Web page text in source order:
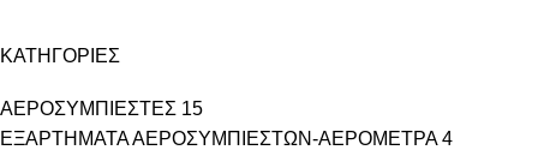
ΚΑΤΗΓΟΡΙΕΣ
ΑΕΡΟΣΥΜΠΙΕΣΤΕΣ 15
ΕΞΑΡΤΗΜΑΤΑ ΑΕΡΟΣΥΜΠΙΕΣΤΩΝ-ΑΕΡΟΜΕΤΡΑ 4